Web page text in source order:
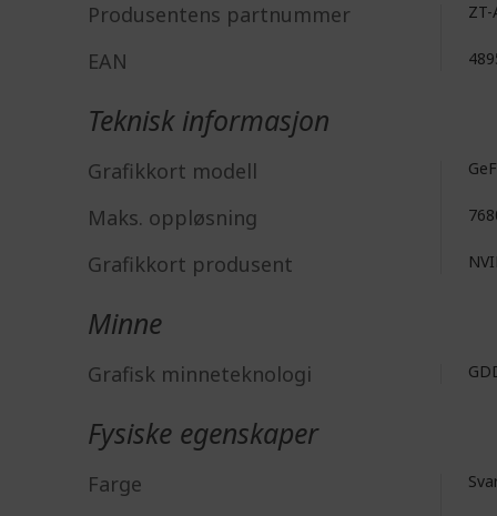
Produsentens partnummer
EAN
Teknisk informasjon
Grafikkort modell
Maks. oppløsning
Grafikkort produsent
Minne
Grafisk minneteknologi
Fysiske egenskaper
Farge